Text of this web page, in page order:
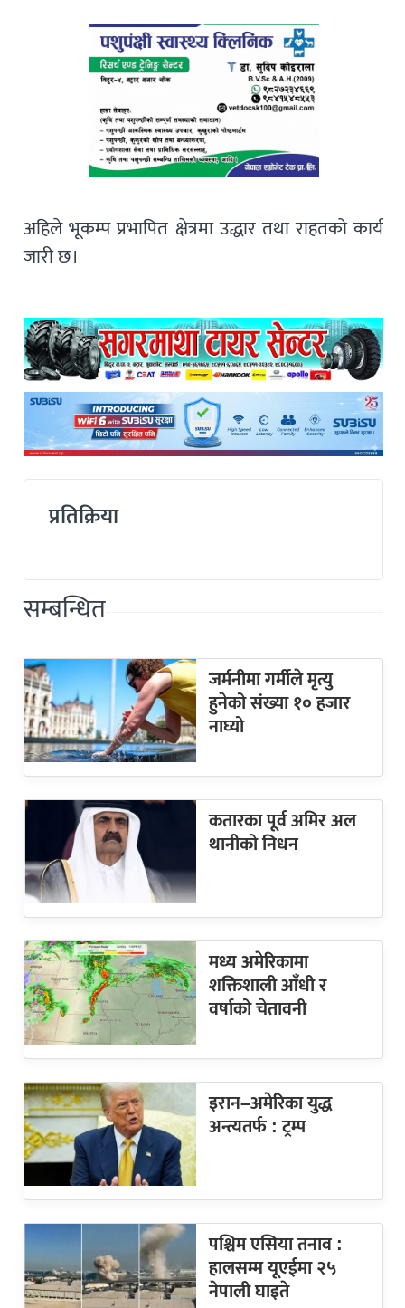
अहिले भूकम्प प्रभापित क्षेत्रमा उद्धार तथा राहतको कार्य
जारी छ।
प्रतिक्रिया
सम्बन्धित
जर्मनीमा गर्मीले मृत्यु
हुनेको संख्या १० हजार
नाघ्यो
कतारका पूर्व अमिर अल
थानीको निधन
मध्य अमेरिकामा
शक्तिशाली आँधी र
वर्षाको चेतावनी
इरान–अमेरिका युद्ध
अन्त्यतर्फ : ट्रम्प
पश्चिम एसिया तनाव :
हालसम्म यूएईमा २५
नेपाली घाइते